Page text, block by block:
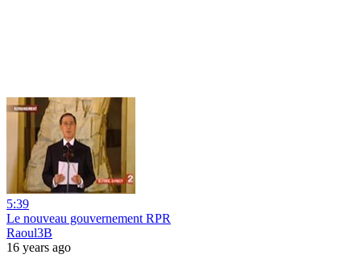
5:39
Le nouveau gouvernement RPR
Raoul3B
16 years ago